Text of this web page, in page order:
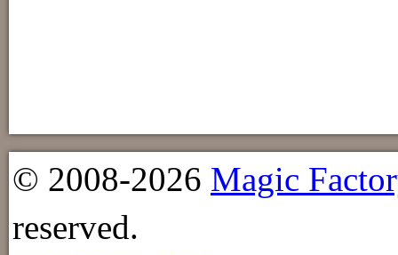
© 2008-2026 Magic
reserved.